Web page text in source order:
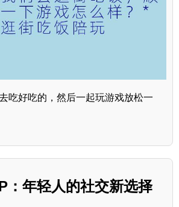
吃好吃的，然后一起玩游戏放松一
：年轻人的社交新选择